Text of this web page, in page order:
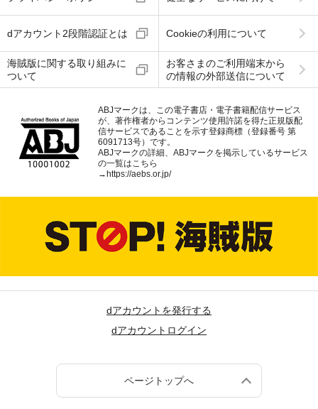
dアカウント2段階認証とは Cookieの利用について
海賊版に関する取り組みに
ついて
お客さまのご利用端末から
の情報の外部送信について
ABJマークは、この電子書店・電子書籍配信サービス
が、著作権者からコンテンツ使用許諾を得た正規版配
信サービスであることを示す登録商標（登録番号 第
6091713号）です。
ABJマークの詳細、ABJマークを掲示しているサービス
の一覧はこちら
→ https://aebs.or.jp/
dアカウントを発行する
dアカウントログイン
ページトップへ